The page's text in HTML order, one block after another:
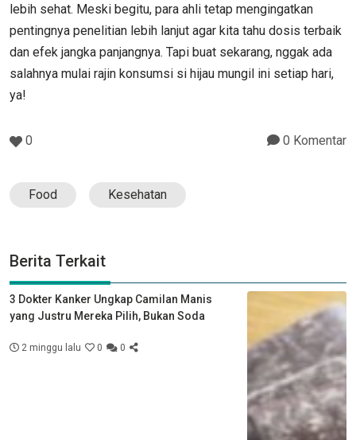
lebih sehat. Meski begitu, para ahli tetap mengingatkan
pentingnya penelitian lebih lanjut agar kita tahu dosis terbaik
dan efek jangka panjangnya. Tapi buat sekarang, nggak ada
salahnya mulai rajin konsumsi si hijau mungil ini setiap hari,
ya!
0 0 Komentar
Food Kesehatan
Berita Terkait
3 Dokter Kanker Ungkap Camilan Manis
yang Justru Mereka Pilih, Bukan Soda
2 minggu lalu 0 0